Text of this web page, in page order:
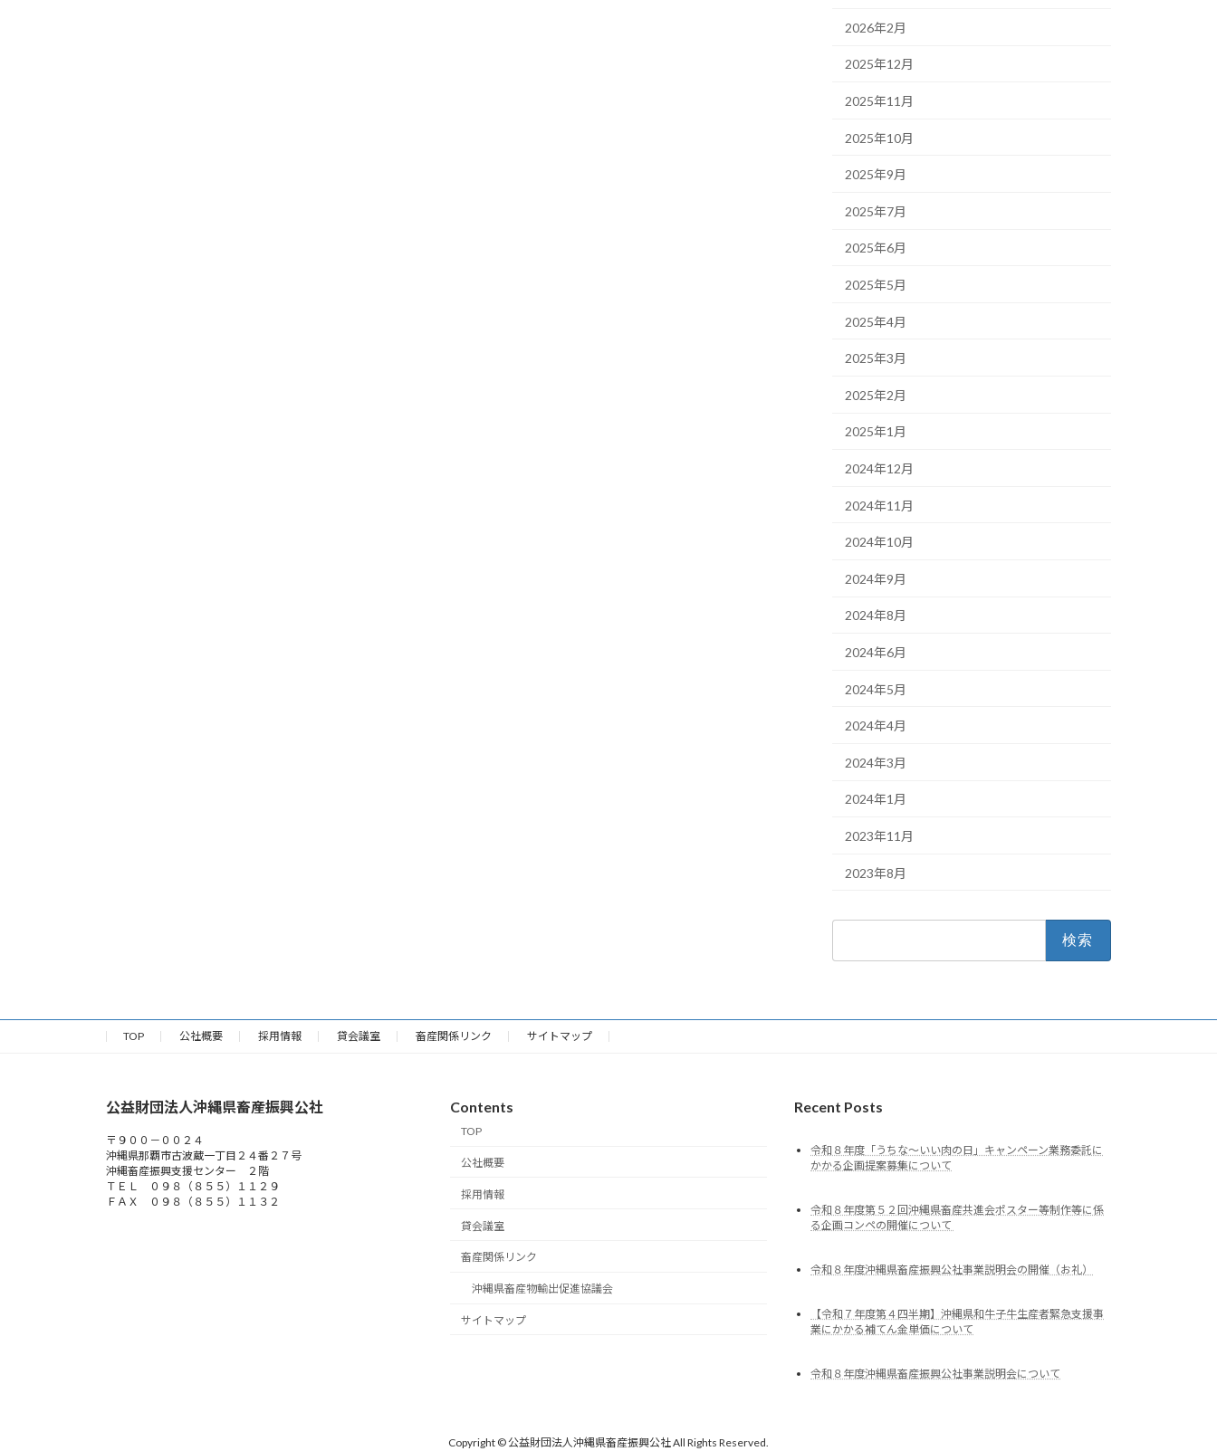
2026年2月
2025年12月
2025年11月
2025年10月
2025年9月
2025年7月
2025年6月
2025年5月
2025年4月
2025年3月
2025年2月
2025年1月
2024年12月
2024年11月
2024年10月
2024年9月
2024年8月
2024年6月
2024年5月
2024年4月
2024年3月
2024年1月
2023年11月
2023年8月
TOP 公社概要 採用情報 貸会議室 畜産関係リンク サイトマップ
公益財団法人沖縄県畜産振興公社
〒９００－００２４
沖縄県那覇市古波蔵一丁目２４番２７号
沖縄畜産振興支援センター ２階
ＴＥＬ ０９８（８５５）１１２９
ＦＡＸ ０９８（８５５）１１３２
Contents
TOP
公社概要
採用情報
貸会議室
畜産関係リンク
沖縄県畜産物輸出促進協議会
サイトマップ
Recent Posts
令和８年度「うちな～いい肉の日」キャンペーン業務委託に
かかる企画提案募集について
令和８年度第５２回沖縄県畜産共進会ポスター等制作等に係
る企画コンペの開催について
令和８年度沖縄県畜産振興公社事業説明会の開催（お礼）
【令和７年度第４四半期】沖縄県和牛子牛生産者緊急支援事
業にかかる補てん金単価について
令和８年度沖縄県畜産振興公社事業説明会について
Copyright © 公益財団法人沖縄県畜産振興公社 All Rights Reserved.